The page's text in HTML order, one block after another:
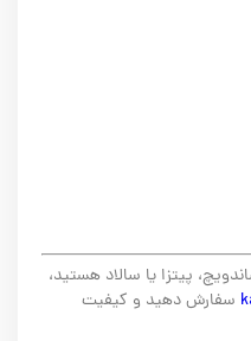
پیتزا یا سالاد هستید،
سفارش دهید و کیفیت